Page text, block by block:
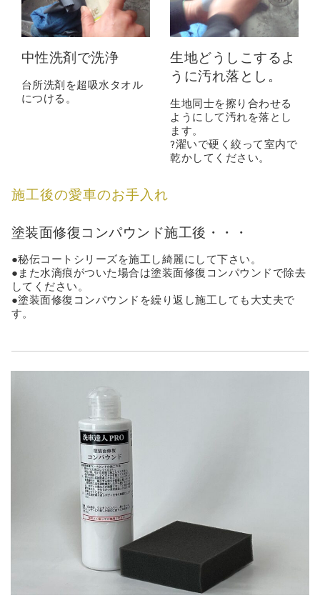
中性洗剤で洗浄
台所洗剤を超吸水タオル
につける。
生地どうしこするよ
うに汚れ落とし。
生地同士を擦り合わせる
ようにして汚れを落とし
ます。
?濯いで硬く絞って室内で
乾かしてください。
施工後の愛車のお手入れ
塗装面修復コンパウンド施工後・・・
●秘伝コートシリーズを施工し綺麗にして下さい。
●また水滴痕がついた場合は塗装面修復コンパウンドで除去
してください。
●塗装面修復コンパウンドを繰り返し施工しても大丈夫で
す。